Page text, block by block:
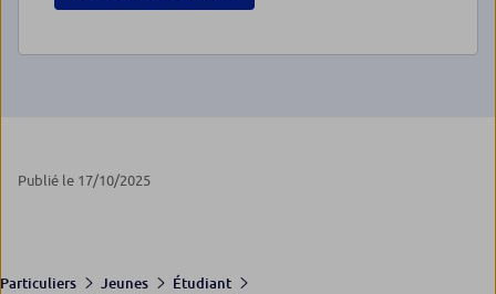
Publié le 17/10/2025
Particuliers Jeunes
Étudiant